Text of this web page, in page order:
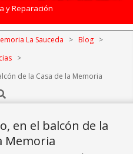
y Reparación
La Sauceda > Blog >
>
de la Casa de la Memoria
en el balcón de la
Memoria